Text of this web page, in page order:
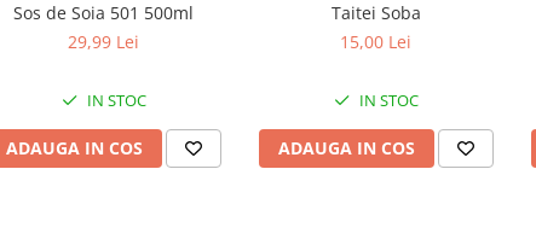
Sos de Soia 501 500ml
29,99 Lei
IN STOC
ADAUGA IN COS
Taitei Soba
15,00 Lei
IN STOC
ADAUGA IN COS